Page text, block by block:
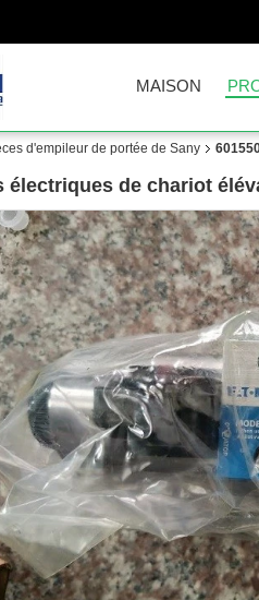
MAISON
d'empileur de portée de Sany
électriques de chariot